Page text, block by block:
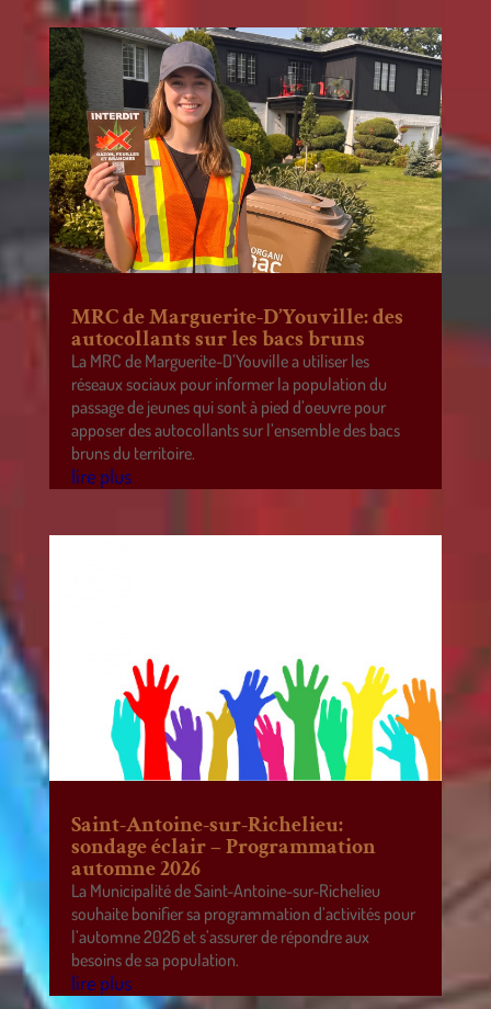
MRC de Marguerite-D’Youville: des
autocollants sur les bacs bruns
La MRC de Marguerite-D’Youville a utiliser les
réseaux sociaux pour informer la population du
passage de jeunes qui sont à pied d’oeuvre pour
apposer des autocollants sur l’ensemble des bacs
bruns du territoire.
lire plus
Saint-Antoine-sur-Richelieu:
sondage éclair – Programmation
automne 2026
La Municipalité de Saint-Antoine-sur-Richelieu
souhaite bonifier sa programmation d’activités pour
l’automne 2026 et s’assurer de répondre aux
besoins de sa population.
lire plus